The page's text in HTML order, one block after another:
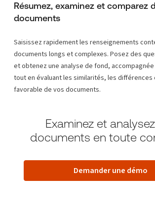
Résumez, examinez et comparez
documents
Saisissez rapidement les renseignements
documents longs et complexes. Posez des
et obtenez une analyse de fond,
tout en évaluant les similarités, les différences
favorable de vos documents.
Examinez et
documents en toute
Demander une démo